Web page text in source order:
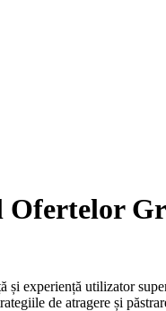
experiență utilizator
de atragere și